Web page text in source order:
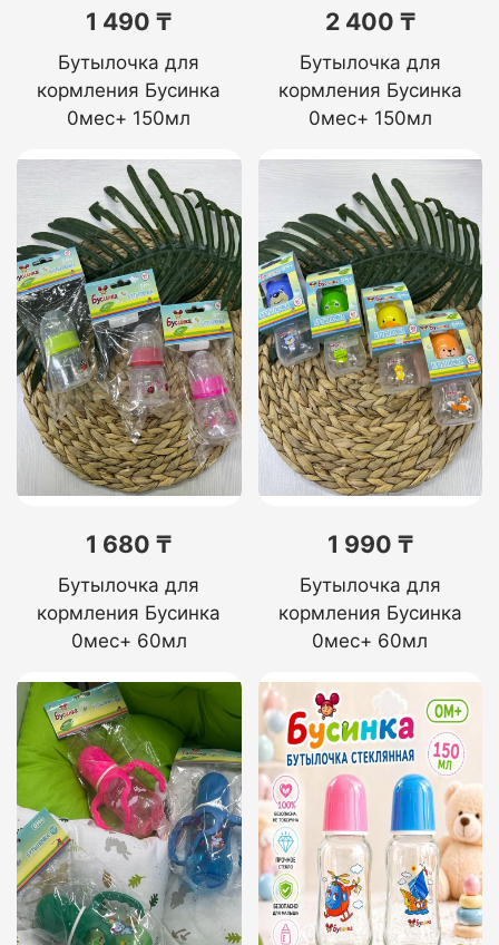
1 490 ₸
Бутылочка для
кормления Бусинка
0мес+ 150мл
2 400 ₸
Бутылочка для
кормления Бусинка
0мес+ 150мл
1 680 ₸
Бутылочка для
кормления Бусинка
0мес+ 60мл
1 990 ₸
Бутылочка для
кормления Бусинка
0мес+ 60мл